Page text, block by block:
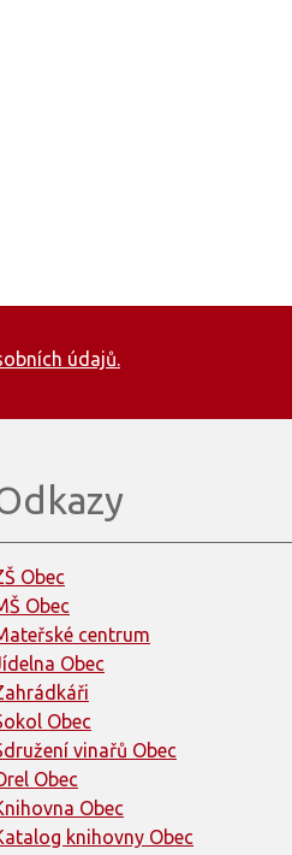
údajů.
Obec
Obec
centrum
Obec
Obec
vinařů Obec
Obec
Obec
knihovny Obec